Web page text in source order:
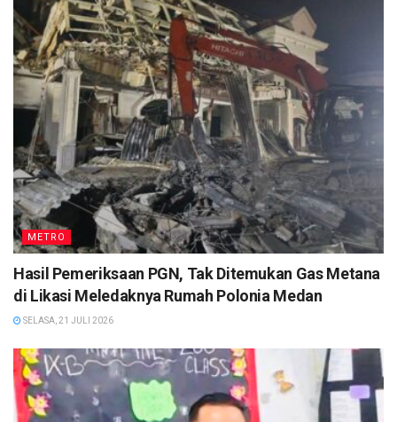
METRO
Hasil Pemeriksaan PGN, Tak Ditemukan Gas Metana
di Likasi Meledaknya Rumah Polonia Medan
SELASA, 21 JULI 2026